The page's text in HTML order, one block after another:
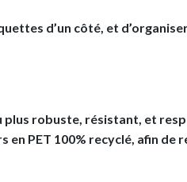
d’un côté, et
robuste, résistant, et
PET 100% recyclé, afin de